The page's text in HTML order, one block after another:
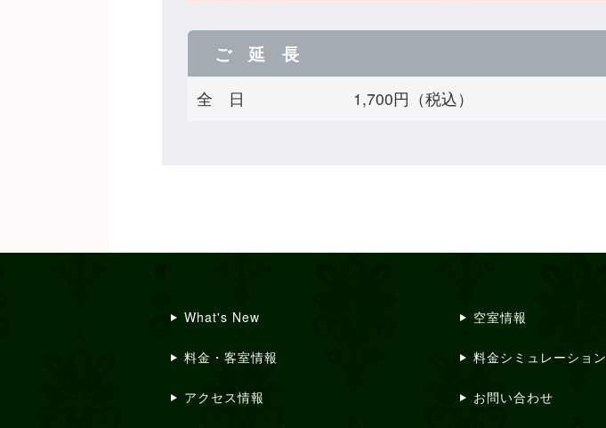
ご 延 長
全 日 1,700円（税込）
What's New 空室情報
料金・客室情報 料金シミュレーション
アクセス情報 お問い合わせ